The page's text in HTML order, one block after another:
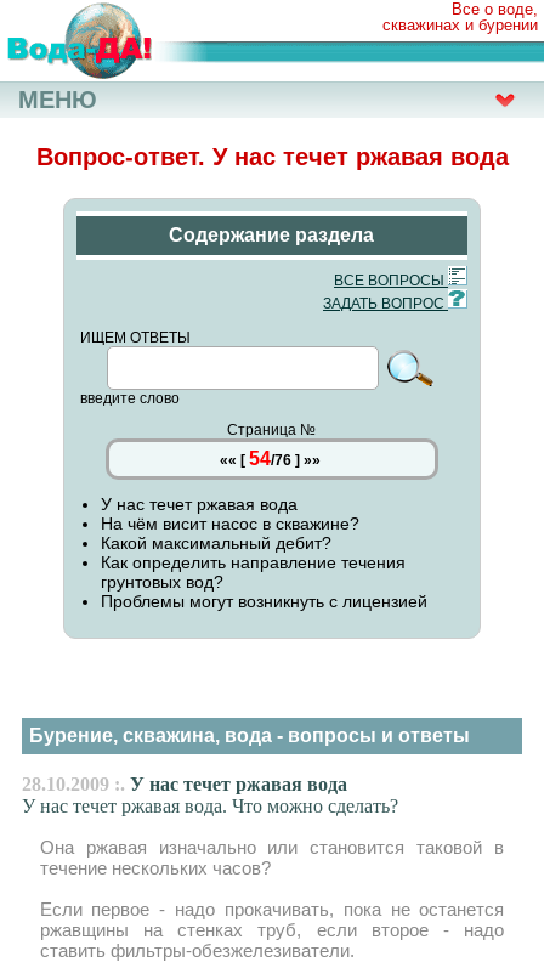
Все о воде,
скважинах и бурении
Вопрос-ответ. У нас течет ржавая вода
Содержание раздела
ВСЕ ВОПРОСЫ
ЗАДАТЬ ВОПРОС
ИЩЕМ ОТВЕТЫ
введите слово
Страница №
«« [ 54/76] »»
У нас течет ржавая вода
На чём висит насос в скважине?
Какой максимальный дебит?
Как определить направление течения
грунтовых вод?
Проблемы могут возникнуть с лицензией
Бурение, скважина, вода - вопросы и ответы
28.10.2009 :. У нас течет ржавая вода
У нас течет ржавая вода. Что можно сделать?
Она ржавая изначально или становится таковой в
течение нескольких часов?
Если первое - надо прокачивать, пока не останется
ржавщины на стенках труб, если второе - надо
ставить фильтры-обезжелезиватели.
МЕНЮ